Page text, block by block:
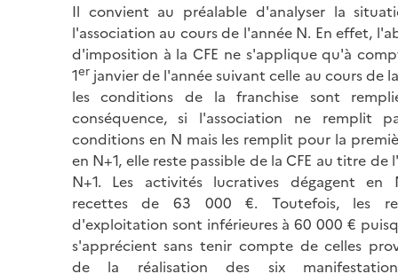
Il convient au préalable d'analyser la
l'association au cours de l'année N. En effet,
d'imposition à la CFE ne s'applique qu'à
1erjanvier de l'année suivant celle au cours de
les conditions de la franchise sont
conséquence, si l'association ne remplit
conditions en N mais les remplit pour la
en N+1, elle reste passible de la CFE au titre de
N+1. Les activités lucratives dégagent en
recettes de 63 000 €. Toutefois, les
d'exploitation sont inférieures à 60 000 €
s'apprécient sans tenir compte de celles
de la réalisation des six